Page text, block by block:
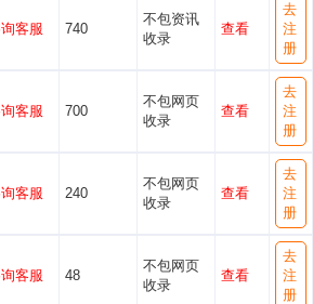
客服 740
不包资讯
收录
查看
去
注
册
客服 700
不包网页
收录
查看
去
注
册
客服 240
不包网页
收录
查看
去
注
册
客服 48
不包网页
收录
查看
去
注
册